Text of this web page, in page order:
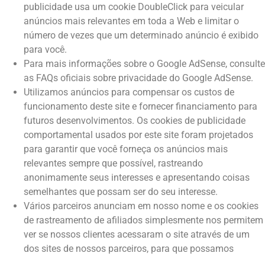
publicidade usa um cookie DoubleClick para veicular
anúncios mais relevantes em toda a Web e limitar o
número de vezes que um determinado anúncio é exibido
para você.
Para mais informações sobre o Google AdSense, consulte
as FAQs oficiais sobre privacidade do Google AdSense.
Utilizamos anúncios para compensar os custos de
funcionamento deste site e fornecer financiamento para
futuros desenvolvimentos. Os cookies de publicidade
comportamental usados ​​por este site foram projetados
para garantir que você forneça os anúncios mais
relevantes sempre que possível, rastreando
anonimamente seus interesses e apresentando coisas
semelhantes que possam ser do seu interesse.
Vários parceiros anunciam em nosso nome e os cookies
de rastreamento de afiliados simplesmente nos permitem
ver se nossos clientes acessaram o site através de um
dos sites de nossos parceiros, para que possamos